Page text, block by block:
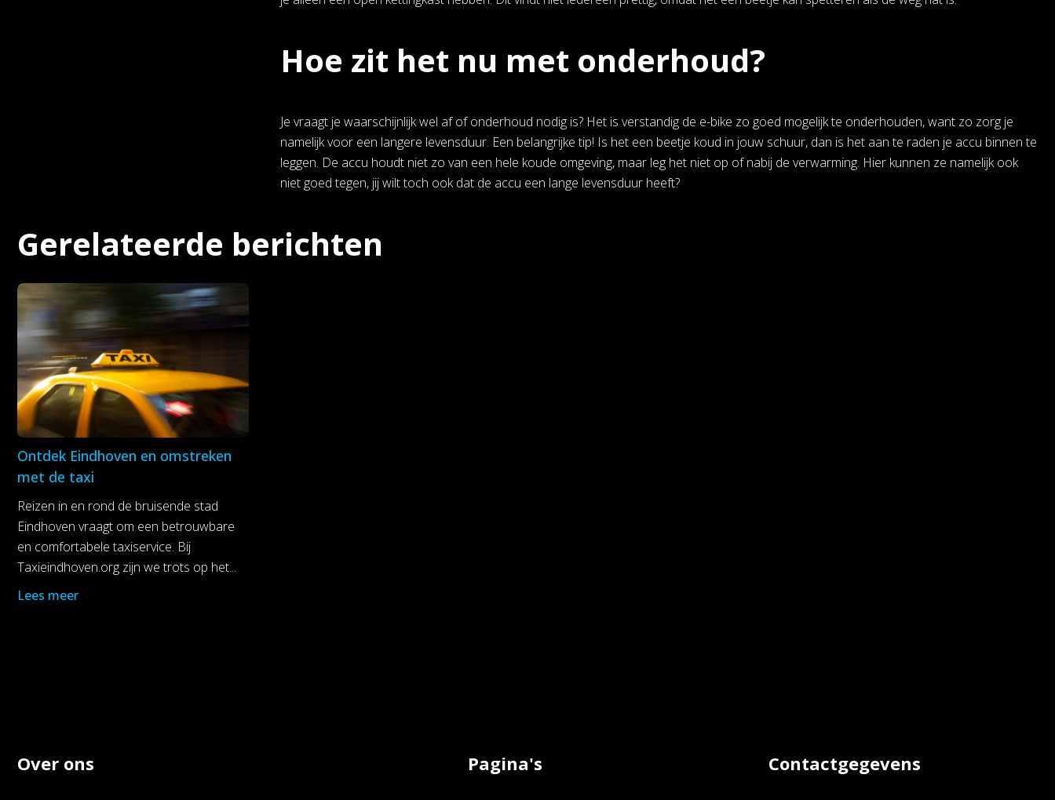
Hoe zit het nu met onderhoud?
Je vraagt je waarschijnlijk wel af of onderhoud nodig is? Het is verstandig de e-bike zo goed mogelijk te onderhouden, want zo zorg je
namelijk voor een langere levensduur. Een belangrijke tip! Is het een beetje koud in jouw schuur, dan is het aan te raden je accu binnen te
leggen. De accu houdt niet zo van een hele koude omgeving, maar leg het niet op of nabij de verwarming. Hier kunnen ze namelijk ook
niet goed tegen, jij wilt toch ook dat de accu een lange levensduur heeft?
Gerelateerde berichten
Ontdek Eindhoven en omstreken
met de taxi
Reizen in en rond de bruisende stad
Eindhoven vraagt om een betrouwbare
en comfortabele taxiservice. Bij
Taxieindhoven.org zijn we trots op het...
Lees meer
Over ons Pagina's Contactgegevens